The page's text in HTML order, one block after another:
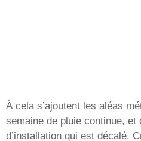
À cela s’ajoutent les aléas
semaine de pluie continue, et
d’installation qui est décalé.